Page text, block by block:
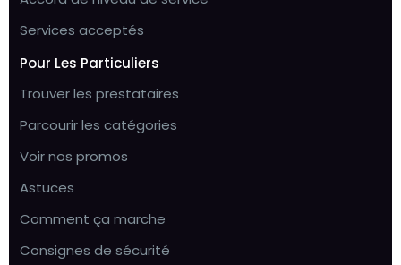
Services acceptés
Pour Les Particuliers
Trouver les prestataires
Parcourir les catégories
Voir nos promos
Astuces
Comment ça marche
Consignes de sécurité